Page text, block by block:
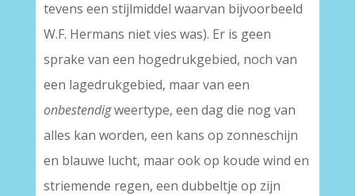
tevens een stijlmiddel waarvan bijvoorbeeld
W.F. Hermans niet vies was). Er is geen
sprake van een hogedrukgebied, noch van
een lagedrukgebied, maar van een
onbestendigweertype, een dag die nog van
alles kan worden, een kans op zonneschijn
en blauwe lucht, maar ook op koude wind en
striemende regen, een dubbeltje op zijn